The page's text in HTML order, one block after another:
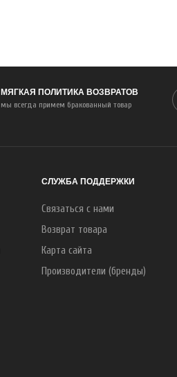
МЯГКАЯ ПОЛИТИКА ВОЗВРАТОВ
мы всегда примем бракованный товар
СЛУЖБА ПОДДЕРЖКИ
Связаться с нами
Возврат товара
Карта сайта
Производители (бренды)